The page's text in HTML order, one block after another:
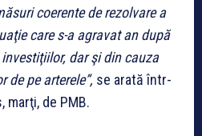
coerente de rezolvare a
care s-a agravat an după
dar şi din cauza
pe arterele”, se arată într-
marţi, de PMB.